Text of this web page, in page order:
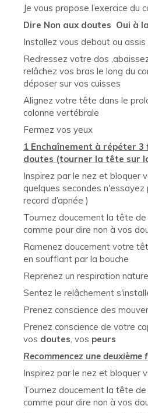
Je vous propose l’exercice du
Dire Non aux doutes Oui à
Installez vous debout ou
Redressez votre dos
relâchez vos bras le long du
déposer sur vos cuisses
Alignez votre tête dans le
colonne vertébrale
Fermez vos yeux
1 Enchaînement à répéter 3
doutes (tourner la tête sur
Inspirez par le nez et bloquer
quelques secondes
record d’apnée )
Tournez doucement la tête
comme pour dire non à vos
Ramenez doucement votre
en soufflant par la bouche
Reprenez un respiration
Sentez le relâchement
Prenez conscience des
Prenez conscience de votre
vos doutes, vos peurs
Recommencez une deuxième
Inspirez par le nez et bloquer
Tournez doucement la tête
comme pour dire non à vos